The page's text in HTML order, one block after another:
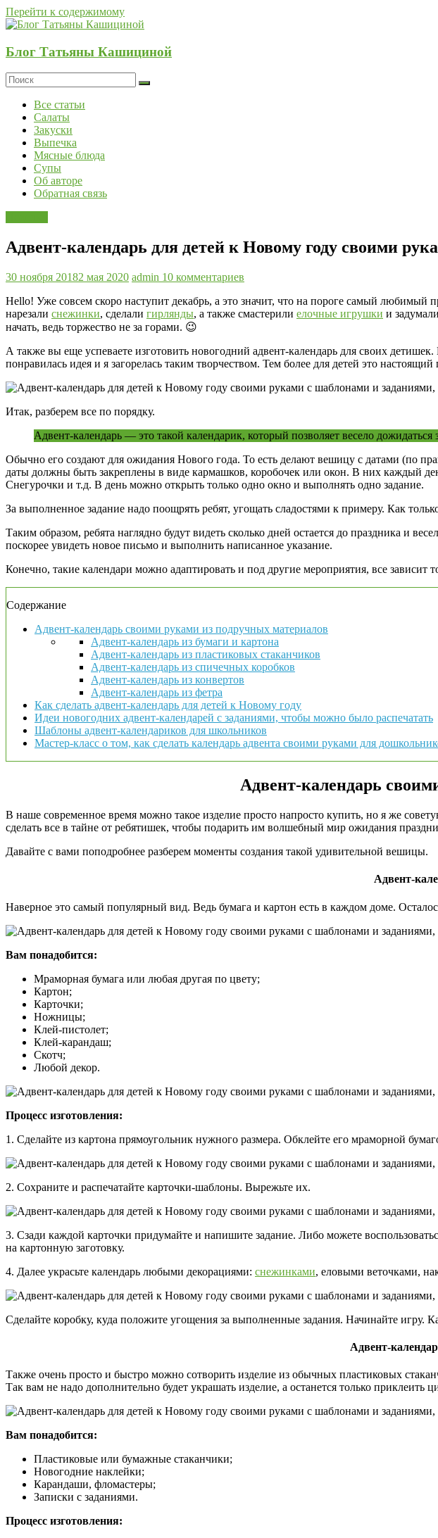
Перейти к содержимому
Блог Татьяны Кашициной
Все статьи
Салаты
Закуски
Выпечка
Мясные блюда
Супы
Об авторе
Обратная связь
Адвент-календарь для детей к Новому году своими
30 ноября 20182 мая 2020 admin 10 комментариев
Hello! Уже совсем скоро наступит декабрь, а это значит, что на пороге самый
нарезали снежинки, сделали гирлянды, а также смастерили елочные игрушки и
начать, ведь торжество не за горами. 😉
А также вы еще успеваете изготовить новогодний адвент-календарь для своих
понравилась идея и я загорелась таким творчеством. Тем более для детей это
Итак, разберем все по порядку.
Адвент-календарь — это такой календарик, который позволяет весело дожидаться
Обычно его создают для ожидания Нового года. То есть делают вешицу с датами (по
даты должны быть закреплены в виде кармашков, коробочек или окон. В них каждый
Снегурочки и т.д. В день можно открыть только одно окно и выполнять одно задание.
За выполненное задание надо поощрять ребят, угощать сладостями к примеру. Как
Таким образом, ребята наглядно будут видеть сколько дней остается до праздника и
поскорее увидеть новое письмо и выполнить написанное указание.
Конечно, такие календари можно адаптировать и под другие мероприятия, все
Содержание
Адвент-календарь своими руками из подручных материалов
Адвент-календарь из бумаги и картона
Адвент-календарь из пластиковых стаканчиков
Адвент-календарь из спичечных коробков
Адвент-календарь из конвертов
Адвент-календарь из фетра
Как сделать адвент-календарь для детей к Новому году
Идеи новогодних адвент-календарей с заданиями, чтобы можно было распечатать
Шаблоны адвент-календариков для школьников
Мастер-класс о том, как сделать календарь адвента своими руками для
Адвент-календарь
В наше современное время можно такое изделие просто напросто купить, но я же
сделать все в тайне от ребятишек, чтобы подарить им волшебный мир ожидания
Давайте с вами поподробнее разберем моменты создания такой удивительной вешицы.
Адвент-
Наверное это самый популярный вид. Ведь бумага и картон есть в каждом доме.
Вам понадобится:
Мраморная бумага или любая другая по цвету;
Картон;
Карточки;
Ножницы;
Клей-пистолет;
Клей-карандаш;
Скотч;
Любой декор.
Процесс изготовления:
1. Сделайте из картона прямоугольник нужного размера. Обклейте его мраморной
2. Сохраните и распечатайте карточки-шаблоны. Вырежьте их.
3. Сзади каждой карточки придумайте и напишите задание. Либо можете
на картонную заготовку.
4. Далее украсьте календарь любыми декорациями: снежинками, еловыми веточками,
Сделайте коробку, куда положите угощения за выполненные задания. Начинайте игру.
Адвент-
Также очень просто и быстро можно сотворить изделие из обычных пластиковых
Так вам не надо дополнительно будет украшать изделие, а останется только приклеить
Вам понадобится:
Пластиковые или бумажные стаканчики;
Новогодние наклейки;
Карандаши, фломастеры;
Записки с заданиями.
Процесс изготовления: